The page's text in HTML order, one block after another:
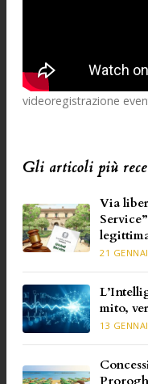
videoregistrazione
Gli articoli più
Via
requisiti
21
mito,
13